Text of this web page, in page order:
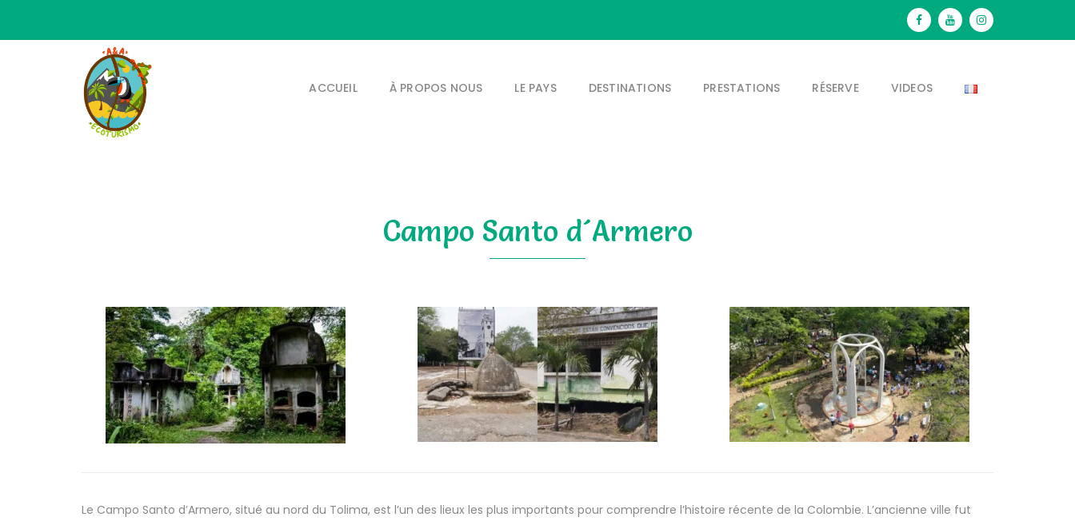
ACCUEIL À PROPOS NOUS LE PAYS DESTINATIONS PRESTATIONS RÉSERVE VIDEOS
Campo Santo d´Armero
Le Campo Santo d’Armero, situé au nord du Tolima, est l’un des lieux les plus importants pour comprendre l’histoire récente de la Colombie. L’ancienne ville fut